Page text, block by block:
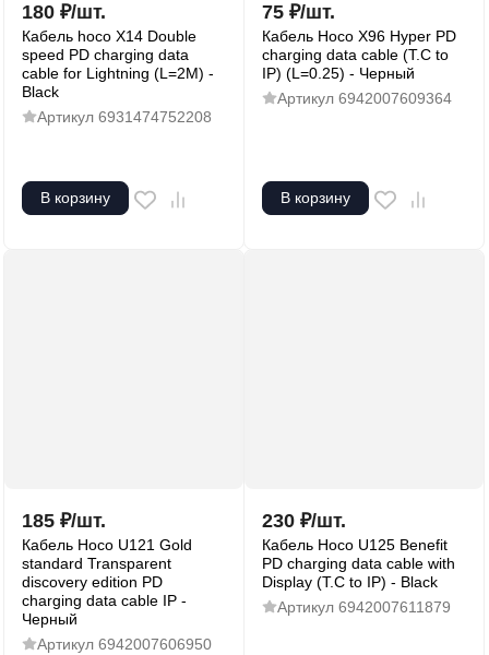
180 ₽/шт.
Кабель hoco X14 Double
speed PD charging data
cable for Lightning (L=2M) -
Black
Артикул 6931474752208
В корзину
75 ₽/шт.
Кабель Hoco X96 Hyper PD
charging data cable (T.C to
IP) (L=0.25) - Черный
Артикул 6942007609364
В корзину
185 ₽/шт.
Кабель Hoco U121 Gold
standard Transparent
discovery edition PD
charging data cable IP -
Черный
Артикул 6942007606950
230 ₽/шт.
Кабель Hoco U125 Benefit
PD charging data cable with
Display (T.C to IP) - Black
Артикул 6942007611879